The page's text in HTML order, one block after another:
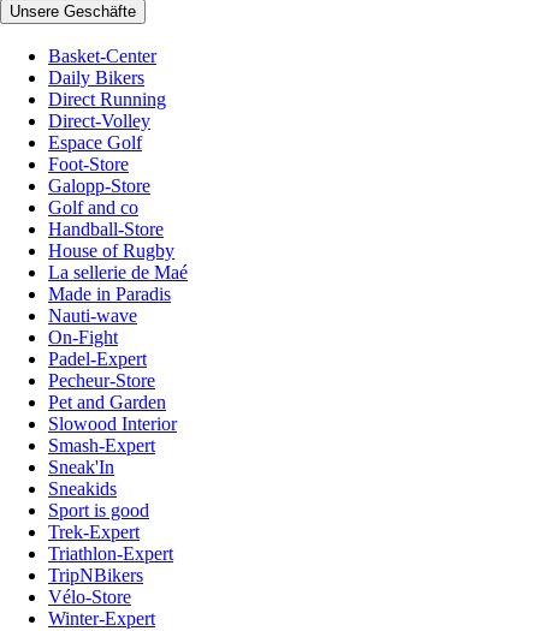
Unsere Geschäfte
Basket-Center
Daily Bikers
Direct Running
Direct-Volley
Espace Golf
Foot-Store
Galopp-Store
Golf and co
Handball-Store
House of Rugby
La sellerie de Maé
Made in Paradis
Nauti-wave
On-Fight
Padel-Expert
Pecheur-Store
Pet and Garden
Slowood Interior
Smash-Expert
Sneak'In
Sneakids
Sport is good
Trek-Expert
Triathlon-Expert
TripNBikers
Vélo-Store
Winter-Expert